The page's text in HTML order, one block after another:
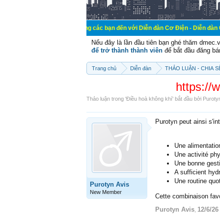
Chào mừng các bạn đến với Diễn đàn Cơ Điện - Diễn đàn Cơ điện
Nếu đây là lần đầu tiên bạn ghé thăm
để trở thành thành viên để bắt đầu đăng
Trang chủ Diễn đàn THẢO LUẬN - CHIA
https://
Thảo luận trong 'Điều hoà không khí' bắt đầu bởi
Purotyn Avis
New Member
Purotyn peut ainsi
Une
Une activité
Une bonne
A sufficient
Une routine
Cette combinaison
Purotyn Avis 12/6/26